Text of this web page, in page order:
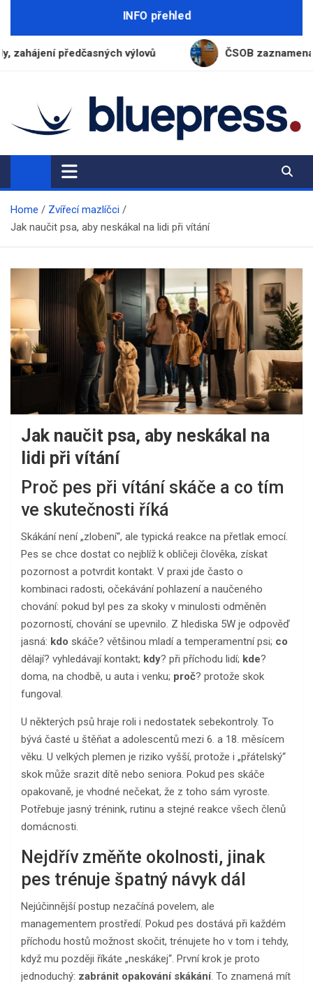
INFO přehled
předčasných výlovů ČSOB zaznamenala za
BluePress.cz
Seriózní průvodce moderním životem
Home
Zvířecí mazlíčci
Jak naučit psa, aby neskákal na lidi při vítání
Jak naučit psa, aby neskákal na
lidi při vítání
Proč pes při vítání skáče a co tím
ve skutečnosti říká
Skákání není „zlobení“, ale typická reakce na přetlak emocí.
Pes se chce dostat co nejblíž k obličeji člověka, získat
pozornost a potvrdit kontakt. V praxi jde často o
kombinaci radosti, očekávání pohlazení a naučeného
chování: pokud byl pes za skoky v minulosti odměněn
pozorností, chování se upevnilo. Z hlediska 5W je odpověď
jasná: kdo skáče? většinou mladí a temperamentní psi; co
dělají? vyhledávají kontakt; kdy? při příchodu lidí; kde?
doma, na chodbě, u auta i venku; proč? protože skok
fungoval.
U některých psů hraje roli i nedostatek sebekontroly. To
bývá časté u štěňat a adolescentů mezi 6. a 18. měsícem
věku. U velkých plemen je riziko vyšší, protože i „přátelský“
skok může srazit dítě nebo seniora. Pokud pes skáče
opakovaně, je vhodné nečekat, že z toho sám vyroste.
Potřebuje jasný trénink, rutinu a stejné reakce všech členů
domácnosti.
Nejdřív změňte okolnosti, jinak
pes trénuje špatný návyk dál
Nejúčinnější postup nezačíná povelem, ale
managementem prostředí. Pokud pes dostává při každém
příchodu hostů možnost skočit, trénujete ho v tom i tehdy,
když mu později říkáte „neskákej“. První krok je proto
jednoduchý: zabránit opakování skákání. To znamená mít